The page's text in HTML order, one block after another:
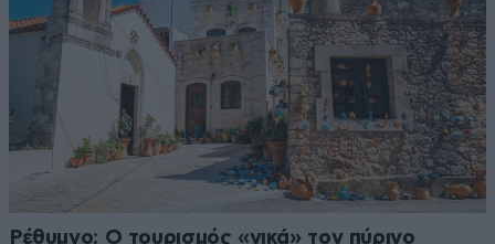
Ρέθυμνο: Ο τουρισμός «νικά» τον πύρινο